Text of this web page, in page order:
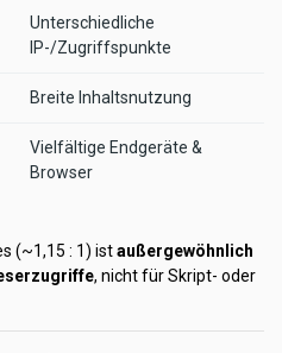
Unterschiedliche
IP-/Zugriffspunkte
Breite Inhaltsnutzung
Vielfältige Endgeräte &
Browser
(~1,15 : 1) istaußergewöhnlich
, nicht für Skript- oder